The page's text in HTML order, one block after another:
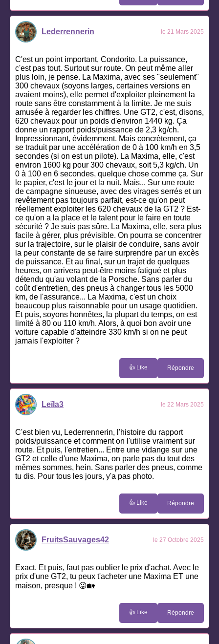
Lederrennerin le 21 Mars 2025
C'est un point important, Condorito. La puissance,
c'est pas tout. Surtout sur route. On peut même aller
plus loin, je pense. La Maxima, avec ses "seulement"
300 chevaux (soyons larges, certaines versions en
avaient moins), elle permet d'exploiter pleinement la
route sans être constamment à la limite. Je me suis
amusée à regarder les chiffres. Une GT2, c'est, disons,
620 chevaux pour un poids d'environ 1440 kg. Ça
donne un rapport poids/puissance de 2,3 kg/ch.
Impressionnant, évidemment. Mais concrètement, ça
se traduit par une accélération de 0 à 100 km/h en 3,5
secondes (si on est un pilote). La Maxima, elle, c'est
environ 1600 kg pour 300 chevaux, soit 5,3 kg/ch. Un
0 à 100 en 6 secondes, quelque chose comme ça. Sur
le papier, c'est le jour et la nuit. Mais... Sur une route
de campagne sinueuse, avec des virages serrés et un
revêtement pas toujours parfait, est-ce qu'on peut
réellement exploiter les 620 chevaux de la GT2 ? Est-
ce qu'on a la place et le talent pour le faire en toute
sécurité ? Je suis pas sûre. La Maxima, elle, sera plus
facile à gérer, plus prévisible. On pourra se concentrer
sur la trajectoire, sur le plaisir de conduire, sans avoir
la peur constante de se faire surprendre par un excès
de puissance. Et au final, sur un trajet de quelques
heures, on arrivera peut-être moins fatigué et plus
détendu qu'au volant de la Porsche. Sans parler du
coût d'entretien, des pneus à changer tous les 5000
km, de l'assurance... La Maxima, c'est un choix
beaucoup plus raisonnable pour un usage quotidien.
Et puis, soyons honnêtes, la plupart du temps, on est
limité à 80 ou 110 km/h. Alors, à quoi bon avoir une
voiture capable d'atteindre 330 km/h si on ne peut
jamais l'exploiter ?
👍 Like Répondre
Leïla3 le 22 Mars 2025
C'est bien vu, Lederrennerin, l'histoire du rapport
poids/puissance et comment on l'utilise vraiment sur
route. Et puis, l'entretien... Entre une vidange sur une
GT2 et celle d'une Maxima, on parle pas du tout des
mêmes sommes, hein. Sans parler des pneus, comme
tu dis. Pour tous les jours, y'a pas photo.
👍 Like Répondre
FruitsSauvages42 le 27 Octobre 2025
Exact. Et puis, faut pas oublier le prix d'achat. Avec le
prix d'une GT2, tu peux t'acheter une Maxima ET une
maison, presque ! 😜🏡
👍 Like Répondre